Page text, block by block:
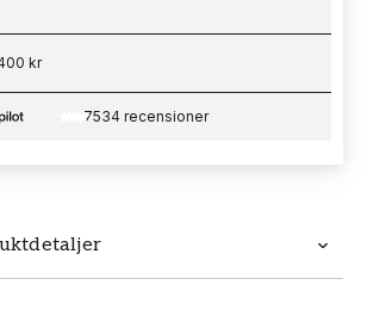
kr
7534 recensioner